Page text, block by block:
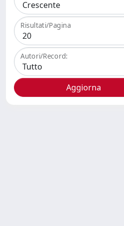
Risultati/Pagina
Autori/Record: